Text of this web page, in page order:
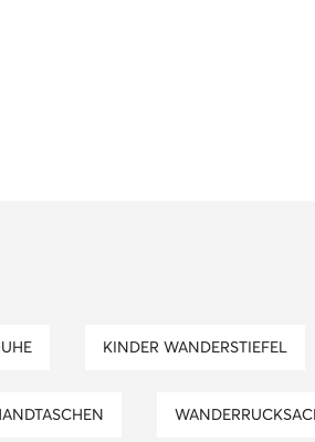
KINDER WANDERSTIEFEL